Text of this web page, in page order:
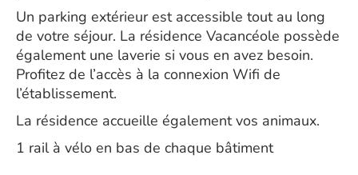
Un parking extérieur est accessible tout au long
de votre séjour. La résidence Vacancéole possède
également une laverie si vous en avez besoin.
Profitez de l’accès à la connexion Wifi de
l’établissement.
La résidence accueille également vos animaux.
1 rail à vélo en bas de chaque bâtiment